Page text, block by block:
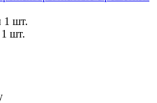
1 шт.
шт.